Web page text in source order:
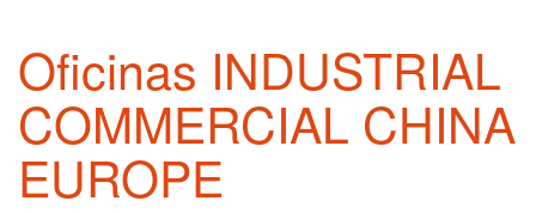
Oficinas INDUSTRIAL
COMMERCIAL CHINA
EUROPE